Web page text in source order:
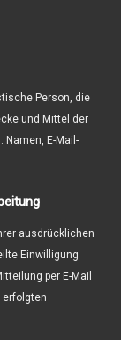
Person, die
und Mittel der
Namen, E-Mail-
ausdrücklichen
Einwilligung
per E-Mail
erfolgten